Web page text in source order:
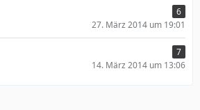
6
27. März 2014 um 19:01
7
14. März 2014 um 13:06